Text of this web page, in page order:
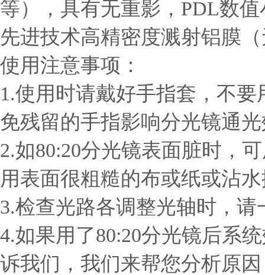
等），具有无重影，PDL数
先进技术高精密度溅射铝膜
使用注意事项：
1.使用时请戴好手指套，不
免残留的手指影响分光镜通
2.如80:20分光镜表面脏时，
用表面很粗糙的布或纸或沾
3.检查光路各调整光轴时，
4.如果用了80:20分光镜后系
诉我们，我们来帮您分析原